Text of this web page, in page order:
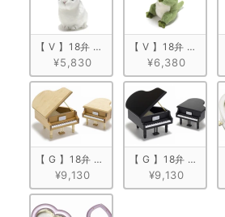
【 V 】18弁 ぬいぐるみオルゴール　う
¥5,830
【 V 】18弁 ぬいぐ
¥6,380
【 G 】18弁 木製グランドピアノ型　ナ
¥9,130
【 G 】18弁 木製グ
¥9,130